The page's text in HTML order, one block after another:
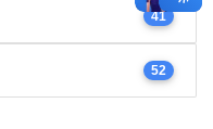
41
52